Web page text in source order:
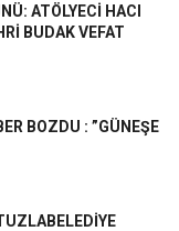
ATÖLYECİ HACI
BUDAK VEFAT
BOZDU : ”GÜNEŞE